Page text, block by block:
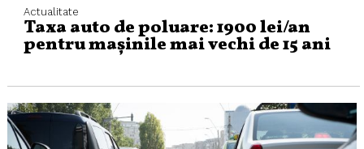
Actualitate
Taxa auto de poluare: 1900 lei/an
pentru mașinile mai vechi de 15 ani